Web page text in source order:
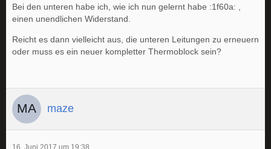
Bei den unteren habe ich, wie ich nun gelernt habe :1f60a: ,
einen unendlichen Widerstand.
Reicht es dann vielleicht aus, die unteren Leitungen zu erneuern
oder muss es ein neuer kompletter Thermoblock sein?
maze
16. Juni 2017 um 19:38